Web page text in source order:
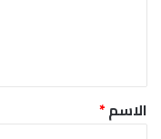
*
الاسم*